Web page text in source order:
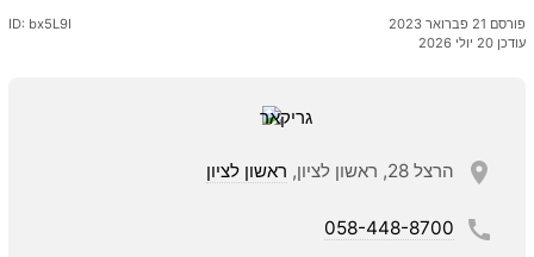
פורסם 21 פברואר 2023
עודכן 20 יולי 2026
ID: bx5L9I
הרצל 28, ראשון לציון, ראשון לציון
058-448-8700